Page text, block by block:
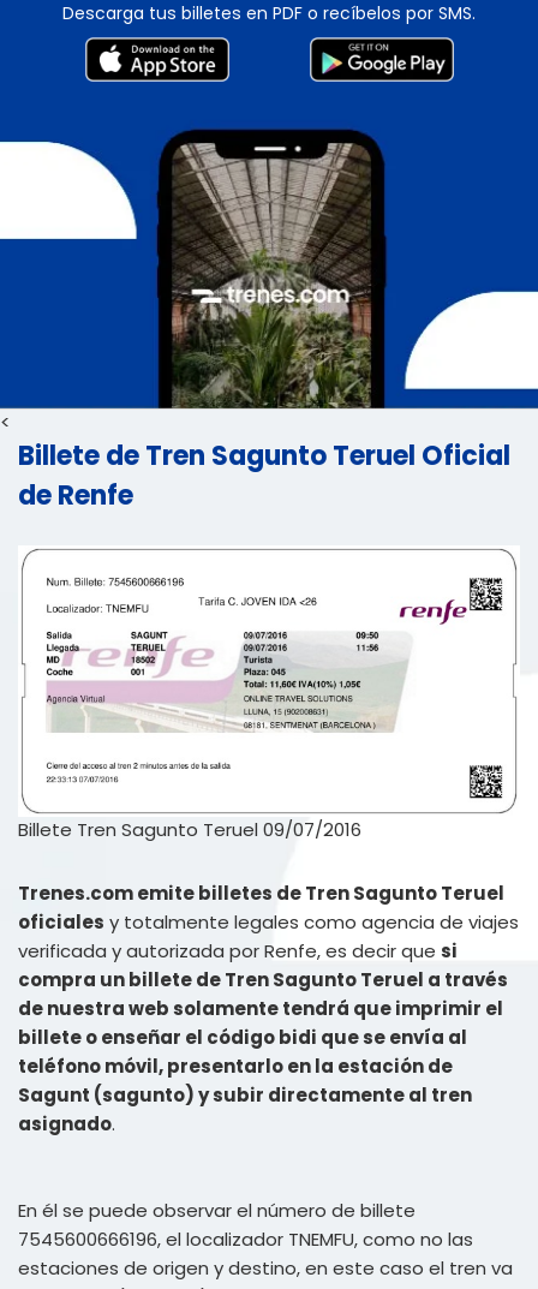
Descarga tus billetes en PDF o recíbelos por SMS.
<
Billete de Tren Sagunto Teruel Oficial
de Renfe
Billete Tren Sagunto Teruel 09/07/2016
Trenes.com emite billetes de Tren Sagunto Teruel
oficiales y totalmente legales como agencia de viajes
verificada y autorizada por Renfe, es decir que si
compra un billete de Tren Sagunto Teruel a través
de nuestra web solamente tendrá que imprimir el
billete o enseñar el código bidi que se envía al
teléfono móvil, presentarlo en la estación de
Sagunt (sagunto) y subir directamente al tren
asignado.
En él se puede observar el número de billete
7545600666196, el localizador TNEMFU, como no las
estaciones de origen y destino, en este caso el tren va